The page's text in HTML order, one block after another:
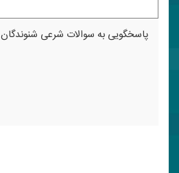
پاسخگویی به سوالات شرعی شنوندگان